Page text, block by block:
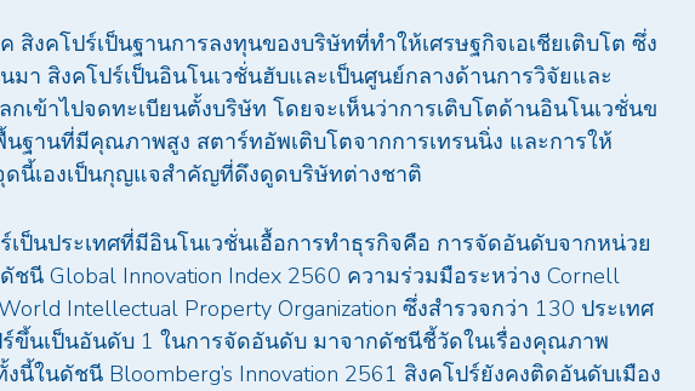
งคโปร์เป็นฐานการลงทุนของบริษัทที่ทำให้เศรษฐกิจเอเชียเติบโต ซึ่ง
มา สิงคโปร์เป็นอินโนเวชั่นฮับและเป็นศูนย์กลางด้านการวิจัยและ
เข้าไปจดทะเบียนตั้งบริษัท โดยจะเห็นว่าการเติบโตด้านอินโนเวชั่นข
นฐานที่มีคุณภาพสูง สตาร์ทอัพเติบโตจากการเทรนนิ่ง และการให้
นี้เองเป็นกุญแจสำคัญที่ดึงดูดบริษัทต่างชาติ
ป็นประเทศที่มีอินโนเวชั่นเอื้อการทำธุรกิจคือ การจัดอันดับจากหน่วย
นี Global Innovation Index 2560 ความร่วมมือระหว่าง Cornell
Intellectual Property Organization ซึ่งสำรวจกว่า 130 ประเทศ
ขึ้นเป็นอันดับ 1 ในการจัดอันดับ มาจากดัชนีชี้วัดในเรื่องคุณภาพ
ในดัชนี Bloomberg’s Innovation 2561 สิงคโปร์ยังคงติดอันดับเมือง